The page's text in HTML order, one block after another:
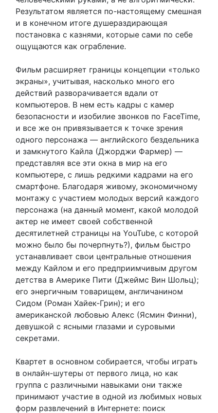
Результатом является по-настоящему смешная
и в конечном итоге душераздирающая
постановка с казнями, которые сами по себе
ощущаются как ограбление.
Фильм расширяет границы концепции «только
экраны», учитывая, насколько много его
действий разворачивается вдали от
компьютеров. В нем есть кадры с камер
безопасности и изобилие звонков по FaceTime,
и все же он привязывается к точке зрения
одного персонажа — английского бездельника
и замкнутого Кайла (Джорджи Фармер) —
представляя все эти окна в мир на его
компьютере, с лишь редкими кадрами на его
смартфоне. Благодаря живому, экономичному
монтажу с участием молодых версий каждого
персонажа (на данный момент, какой молодой
актер не имеет своей собственной
десятилетней страницы на YouTube, с которой
можно было бы почерпнуть?), фильм быстро
устанавливает свои центральные отношения
между Кайлом и его предприимчивым другом
детства в Америке Пити (Джеймс Вин Шольц);
его энергичным товарищем, англичанином
Сидом (Роман Хайек-Грин); и его
американской любовью Алекс (Ясмин Финни),
девушкой с ясными глазами и суровыми
секретами.
Квартет в основном собирается, чтобы играть
в онлайн-шутеры от первого лица, но как
группа с различными навыками они также
принимают участие в одной из любимых новых
форм развлечений в Интернете: поиск